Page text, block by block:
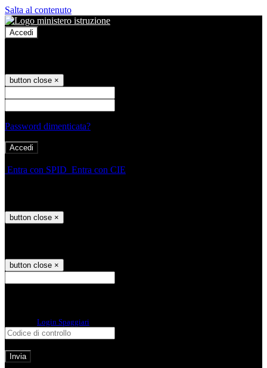
Salta al contenuto
Accedi
button close ×
Password dimenticata?
Entra con SPID Entra con CIE
button close ×
button close ×
Login Spaggiari